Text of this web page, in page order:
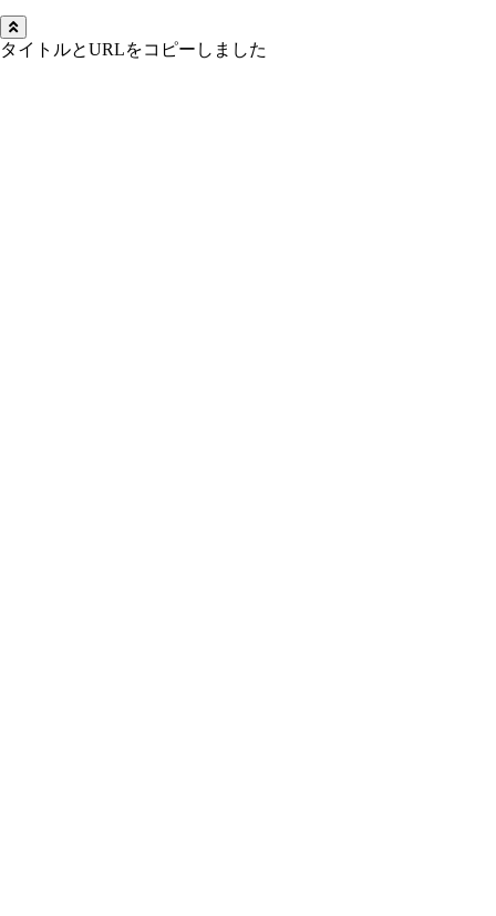
タイトルとURLをコピーしました